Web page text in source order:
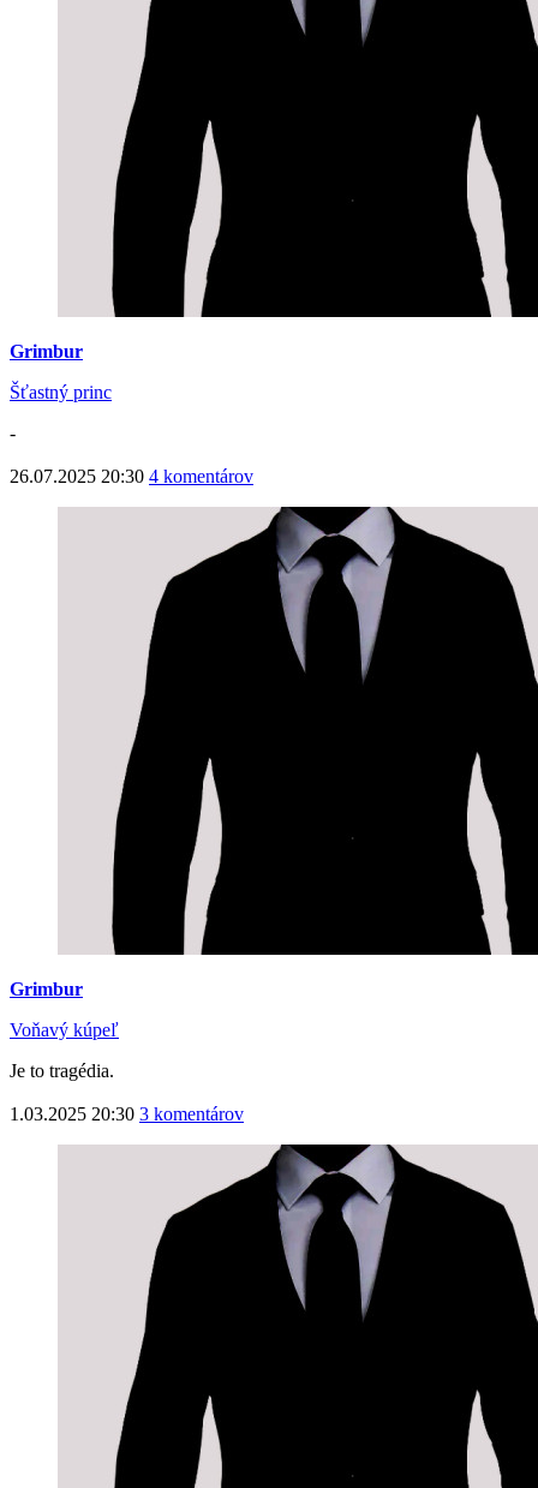
Grimbur
Šťastný princ
-
26.07.2025 20:30 4 komentárov
Grimbur
Voňavý kúpeľ
Je to tragédia.
1.03.2025 20:30 3 komentárov